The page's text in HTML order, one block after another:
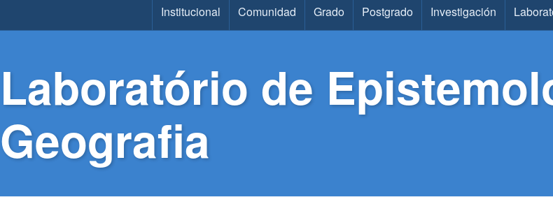
Main Menu Institucional Comunidad Grado Postgrado Investigación
Laboratório de
Geografia